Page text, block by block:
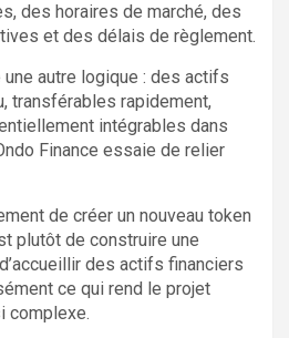
des horaires de marché, des
et des délais de règlement.
autre logique : des actifs
transférables rapidement,
intégrables dans
Finance essaie de relier
de créer un nouveau token
plutôt de construire une
des actifs financiers
ce qui rend le projet
complexe.